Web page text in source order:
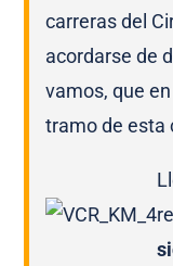
carreras del
acordarse de
vamos, que
tramo de esta